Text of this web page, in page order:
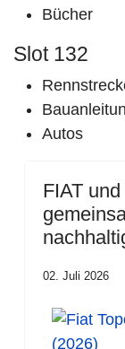
Bücher
Slot 132
Autos
FIAT
02. Juli 2026